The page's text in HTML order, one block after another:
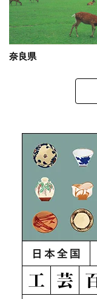
奈良県